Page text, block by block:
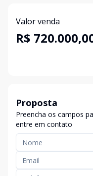
Valor venda
R$
Proposta
Preencha os campos
entre em contato